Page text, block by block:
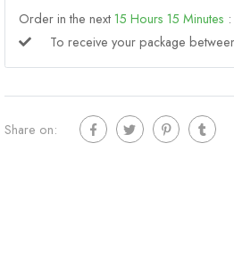
Order in the next 15 Hours 15 Minutes :
To receive your package
Share on: